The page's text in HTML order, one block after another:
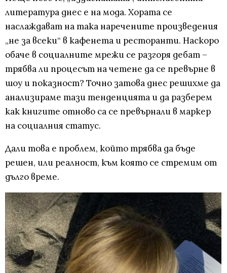
литература днес е на мода. Хората се
наслаждават на така наречените произведения
„не за всеки“ в кафенета и ресторанти. Наскоро
обаче в социалните мрежи се разгоря дебат –
трябва ли процесът на четене да се превърне в
шоу и показност? Точно затова днес решихме да
анализираме тази тенденцията и да разберем
как книгите отново са се превърнали в маркер
на социалния статус.
Дали това е проблем, който трябва да бъде
решен, или реалност, към която се стремим от
дълго време.